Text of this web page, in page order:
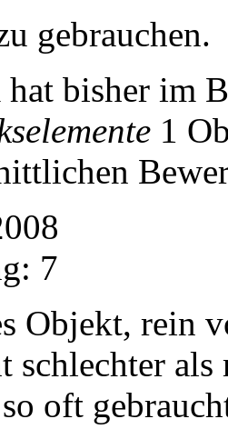
gebrauchen.
hat bisher im
1
7
Objekt, rein
schlechter als
oft